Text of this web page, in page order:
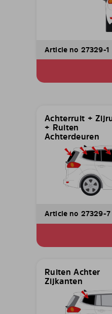
Article no 27329-1
Achterruit +
+ Ruiten
Achterdeuren
Article no 27329-7
Ruiten Achter
Zijkanten